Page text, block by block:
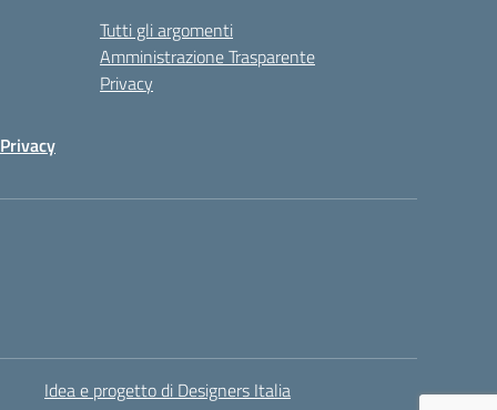
Tutti gli argomenti
Amministrazione Trasparente
Privacy
Privacy
Idea e progetto di Designers Italia